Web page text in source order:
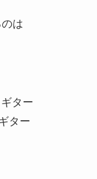
は
ター
ター